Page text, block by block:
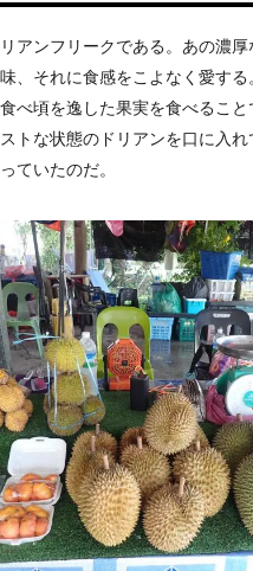
アンフリークである。あの濃厚
、それに食感をこよなく愛する
べ頃を逸した果実を食べること
トな状態のドリアンを口に入
ていたのだ。